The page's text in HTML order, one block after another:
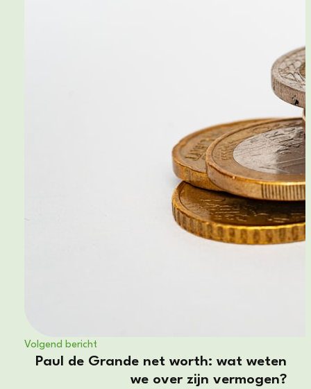
Volgend bericht
Paul de Grande net worth: wat weten
we over zijn vermogen?